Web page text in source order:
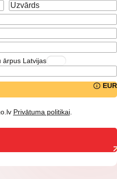
ārpus Latvijas
EUR
Privātuma politikai.